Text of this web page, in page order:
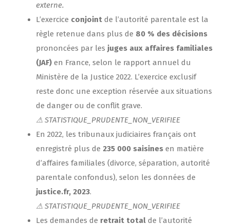
externe.
L’exercice conjoint de l’autorité parentale est la
règle retenue dans plus de 80 % des décisions
prononcées par les juges aux affaires familiales
(JAF) en France, selon le rapport annuel du
Ministère de la Justice 2022. L’exercice exclusif
reste donc une exception réservée aux situations
de danger ou de conflit grave.
⚠ STATISTIQUE_PRUDENTE_NON_VERIFIEE
En 2022, les tribunaux judiciaires français ont
enregistré plus de 235 000 saisines en matière
d’affaires familiales (divorce, séparation, autorité
parentale confondus), selon les données de
justice.fr, 2023.
⚠ STATISTIQUE_PRUDENTE_NON_VERIFIEE
Les demandes de retrait total de l’autorité